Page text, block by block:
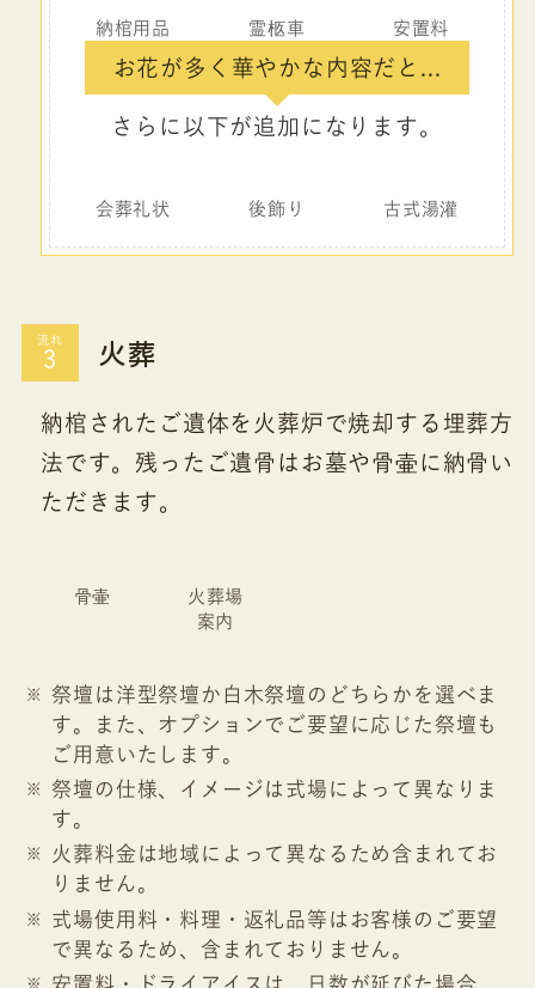
納棺用品 霊柩車 安置料
お花が多く華やかな内容だと...
さらに以下が追加になります。
会葬礼状 後飾り 古式湯灌
流れ 火葬
納棺されたご遺体を火葬炉で焼却する埋葬方
法です。残ったご遺骨はお墓や骨壷に納骨い
ただきます。
骨壷
火葬場
案内
祭壇は洋型祭壇か白木祭壇のどちらかを選べま
す。また、オプションでご要望に応じた祭壇も
ご用意いたします。
祭壇の仕様、イメージは式場によって異なりま
す。
火葬料金は地域によって異なるため含まれてお
りません。
式場使用料・料理・返礼品等はお客様のご要望
で異なるため、含まれておりません。
安置料・ドライアイスは、日数が延びた場合、